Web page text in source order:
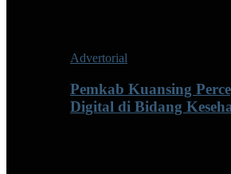
Advertorial
Pemkab Kuansing
Digital di Bidang